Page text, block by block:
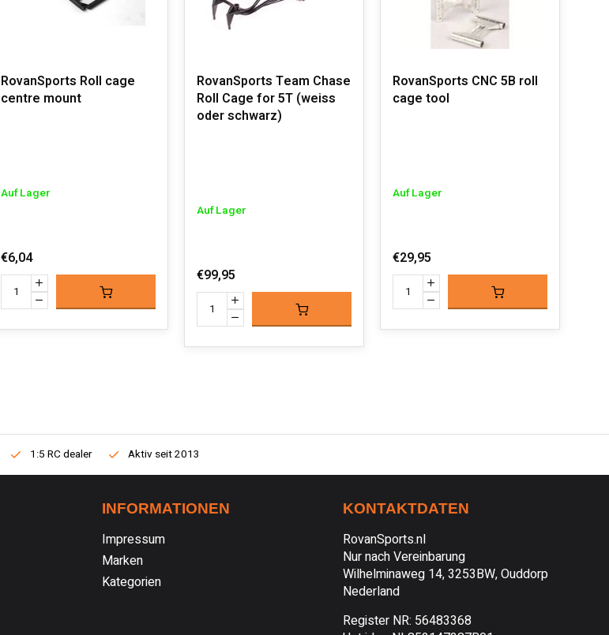
RovanSports Roll cage
centre mount
Auf Lager
€6,04
RovanSports Team Chase
Roll Cage for 5T (weiss
oder schwarz)
Auf Lager
€99,95
RovanSports CNC 5B roll
cage tool
Auf Lager
€29,95
1:5 RC dealer Aktiv seit 2013
INFORMATIONEN
Impressum
Marken
Kategorien
KONTAKTDATEN
RovanSports.nl
Nur nach Vereinbarung
Wilhelminaweg 14, 3253BW, Ouddorp
Nederland
Register NR: 56483368